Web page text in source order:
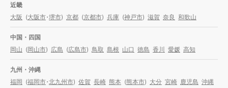
近畿
大阪 (大阪市・堺市) 京都 (京都市) 兵庫 (神戸市) 滋賀 奈良 和歌山
中国・四国
岡山 (岡山市) 広島 (広島市) 鳥取 島根 山口 徳島 香川 愛媛 高知
九州・沖縄
福岡 (福岡市・北九州市) 佐賀 長崎 熊本 (熊本市) 大分 宮崎 鹿児島 沖縄